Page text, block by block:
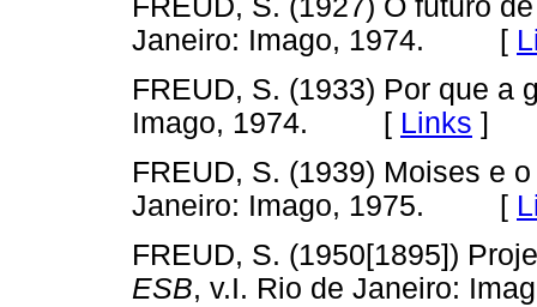
Janeiro: Imago, 1974. [
FREUD, S. (1933) Por que a
Imago, 1974. [ Links ]
FREUD, S. (1939) Moises e
Janeiro: Imago, 1975. [
FREUD, S. (1950[1895])
ESB, v.I. Rio de Janeiro: